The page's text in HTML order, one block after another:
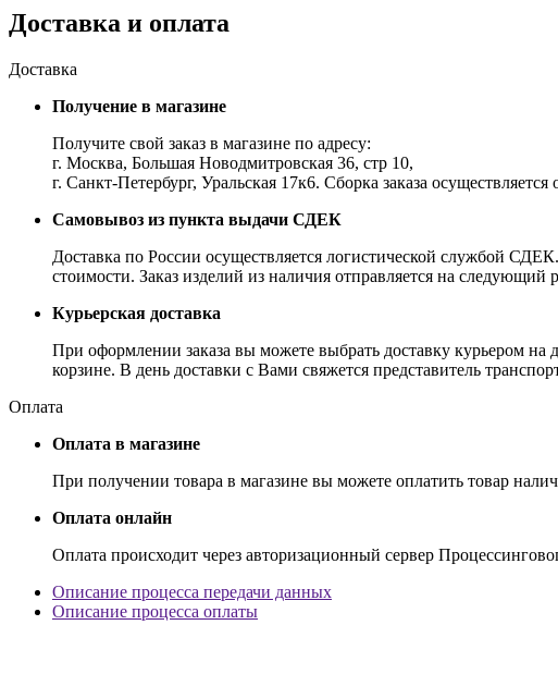
Доставка и оплата
Доставка
Получение в магазине
Получите свой заказ в магазине по адресу:
г. Москва, Большая Новодмитровская 36, стр 10,
г. Санкт-Петербург, Уральская 17к6. Сборка заказа
Самовывоз из пункта выдачи СДЕК
Доставка по России осуществляется логистической службой
стоимости. Заказ изделий из наличия отправляется на следующий
Курьерская доставка
При оформлении заказа вы можете выбрать доставку курьером на
корзине. В день доставки с Вами свяжется представитель
Оплата
Оплата в магазине
При получении товара в магазине вы можете оплатить товар
Оплата онлайн
Оплата происходит через авторизационный сервер
Описание процесса передачи данных
Описание процесса оплаты